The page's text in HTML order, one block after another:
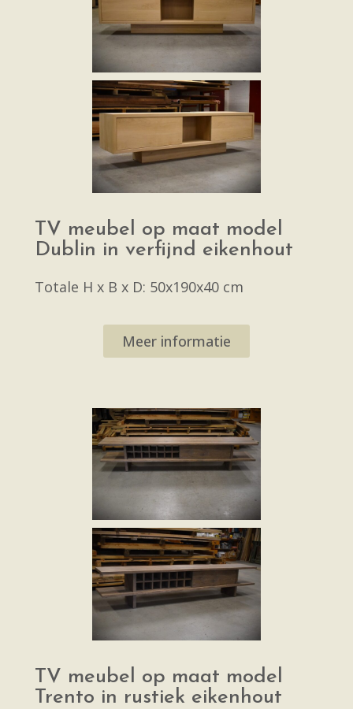
TV meubel op maat model
Dublin in verfijnd eikenhout
Totale H x B x D: 50x190x40 cm
Meer informatie
TV meubel op maat model
Trento in rustiek eikenhout